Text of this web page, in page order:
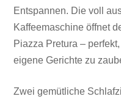
Entspannen. Die voll
Kaffeemaschine öffnet
Piazza Pretura –
eigene Gerichte zu
Zwei gemütliche